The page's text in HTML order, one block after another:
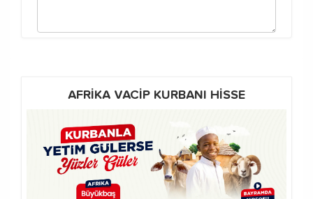
AFRİKA VACİP KURBANI HİSSE